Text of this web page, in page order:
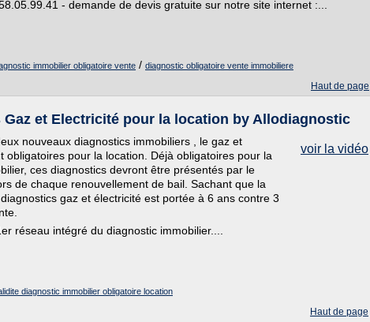
- demande de devis gratuite sur notre site internet :...
immobilier obligatoire vente / diagnostic obligatoire vente immobiliere
Haut de page
et Electricité pour la location by Allodiagnostic
voir la vidéo
nouveaux diagnostics immobiliers , le gaz et
obligatoires pour la location. Déjà obligatoires pour la
ces diagnostics devront être présentés par le
de chaque renouvellement de bail. Sachant que la
gaz et électricité est portée à 6 ans contre 3
réseau intégré du diagnostic immobilier....
diagnostic immobilier obligatoire location
Haut de page